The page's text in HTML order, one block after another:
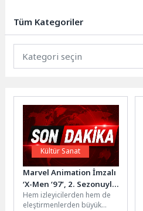
Tüm Kategoriler
Kültür Sanat
Marvel Animation İmzalı
‘X-Men ‘97’, 2. Sezonuyla
Şimdi Sadece Disney+’ta!
Hem izleyicilerden hem de
eleştirmenlerden büyük